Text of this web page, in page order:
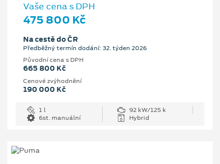
Vaše cena s DPH
475 800 Kč
Na cestě do ČR
Předběžný termín dodání: 32. týden 2026
Původní cena s DPH
665 800 Kč
Cenové zvýhodnění
190 000 Kč
1 l
92 kW/125 k
6st. manuální
Hybrid